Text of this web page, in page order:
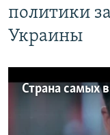
политики
Украины